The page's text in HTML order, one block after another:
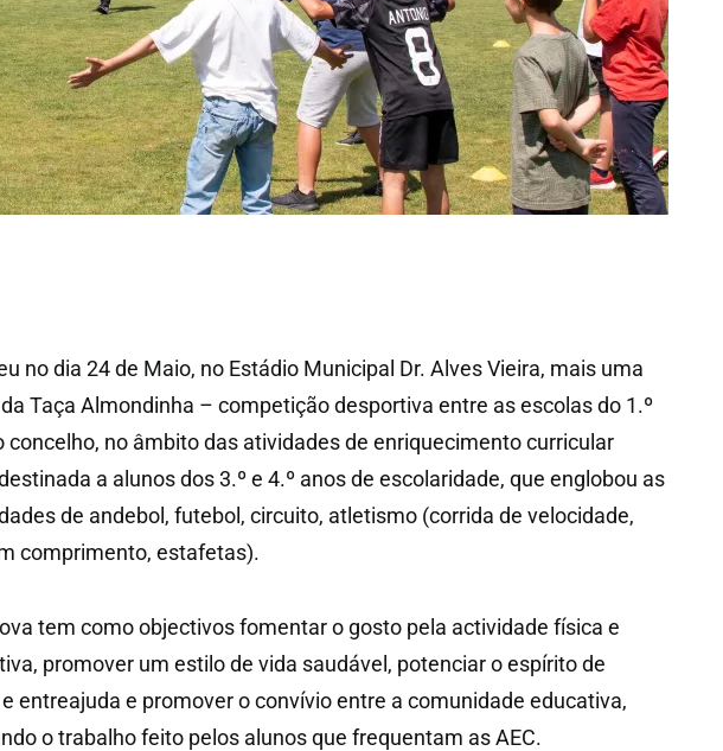
no dia 24 de Maio, no Estádio Municipal Dr. Alves Vieira, mais uma
Taça Almondinha – competição desportiva entre as escolas do 1.º
concelho, no âmbito das atividades de enriquecimento curricular
a alunos dos 3.º e 4.º anos de escolaridade, que englobou as
de andebol, futebol, circuito, atletismo (corrida de velocidade,
comprimento, estafetas).
tem como objectivos fomentar o gosto pela actividade física e
promover um estilo de vida saudável, potenciar o espírito de
entreajuda e promover o convívio entre a comunidade educativa,
o trabalho feito pelos alunos que frequentam as AEC.